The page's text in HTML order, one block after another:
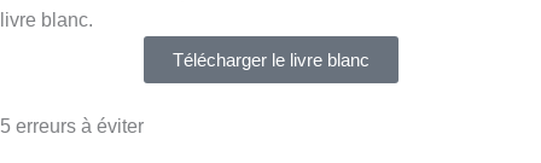
livre blanc.
Télécharger le livre blanc
5 erreurs à éviter